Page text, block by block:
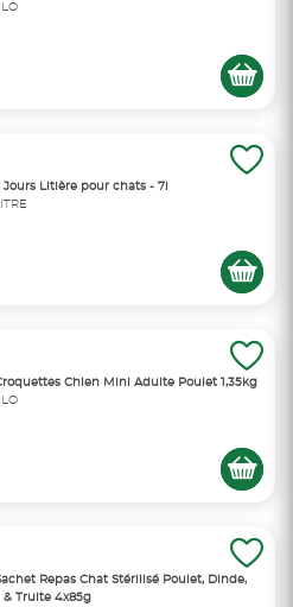
Jours Litière pour chats - 7l
Chien Mini Adulte Poulet 1,35kg
Repas Chat Stérilisé Poulet, Dinde,
& Truite 4x85g